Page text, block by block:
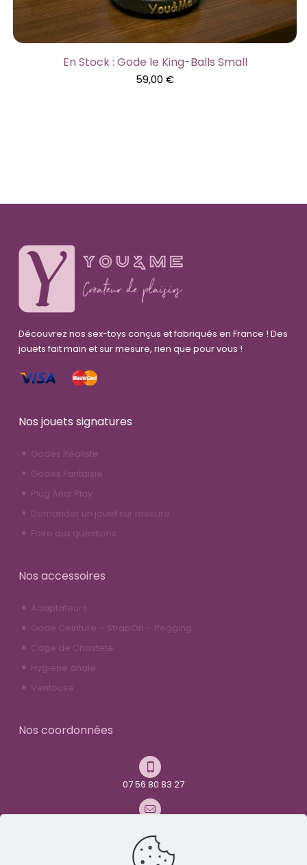
En Stock : Gode le King-Balls Small
59,00€
Découvrez nos sex-toys conçus et fabriqués en France ! Des
jouets fait main et sur mesure, rien que pour vous !
Nos jouets signatures
Godes Réaliste
Godes Fantaisie
Plug Anal Play
Demander un jouet sur mesure
Foire aux questions
Nos accessoires
Adaptateurs
Gode Ceinture – StrapOn – Pegging
Cage de Chasteté
Hygiène anale
Ventouse
Nos coordonnées
07 56 80 83 27